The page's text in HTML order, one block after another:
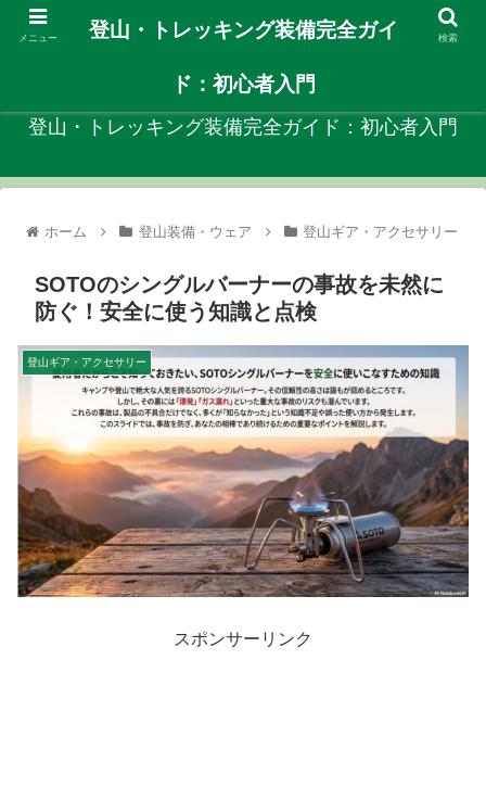
登山・トレッキング装備完全ガイド：初心者入門
ホーム 登山装備・ウェア 登山ギア・アクセサリー
SOTOのシングルバーナーの事故を未然に
防ぐ！安全に使う知識と点検
登山ギア・アクセサリー
スポンサーリンク
メニュー 登山・トレッキング装備完全ガイ
ド：初心者入門
検索